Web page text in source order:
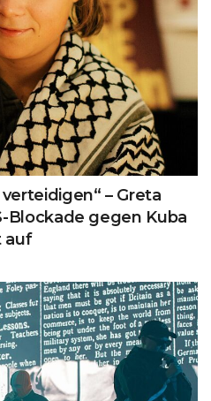
– Greta
Blockade gegen Kuba
auf